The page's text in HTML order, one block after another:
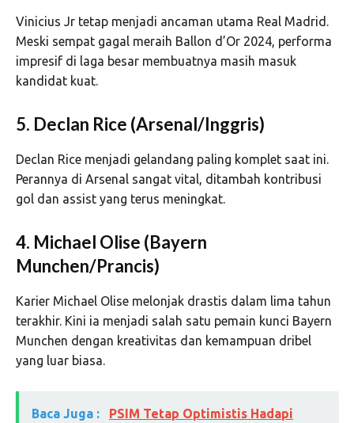
Vinicius Jr tetap menjadi ancaman utama Real Madrid.
Meski sempat gagal meraih Ballon d’Or 2024, performa
impresif di laga besar membuatnya masih masuk
kandidat kuat.
5. Declan Rice (Arsenal/Inggris)
Declan Rice menjadi gelandang paling komplet saat ini.
Perannya di Arsenal sangat vital, ditambah kontribusi
gol dan assist yang terus meningkat.
4. Michael Olise (Bayern
Munchen/Prancis)
Karier Michael Olise melonjak drastis dalam lima tahun
terakhir. Kini ia menjadi salah satu pemain kunci Bayern
Munchen dengan kreativitas dan kemampuan dribel
yang luar biasa.
Baca Juga :
PSIM Tetap Optimistis Hadapi